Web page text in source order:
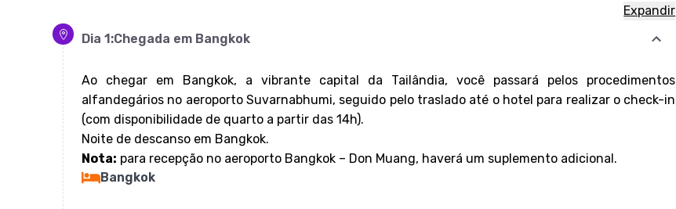
Expandir
Dia 1:Chegada em Bangkok
Ao chegar em Bangkok, a vibrante capital da Tailândia, você passará pelos procedimentos
alfandegários no aeroporto Suvarnabhumi, seguido pelo traslado até o hotel para realizar o check-in
(com disponibilidade de quarto a partir das 14h).
Noite de descanso em Bangkok.
Nota: para recepção no aeroporto Bangkok – Don Muang, haverá um suplemento adicional.
Bangkok